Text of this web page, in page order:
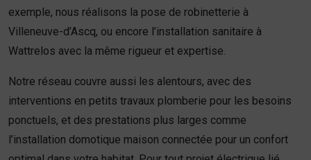
exemple, nous réalisons la pose de robinetterie à
Villeneuve-d’Ascq, ou encore l’installation sanitaire à
Wattrelos avec la même rigueur et expertise.
Notre réseau couvre aussi les alentours, avec des
interventions en petits travaux plomberie pour les besoins
ponctuels, et des prestations plus larges comme
l’installation domotique maison connectée pour un confort